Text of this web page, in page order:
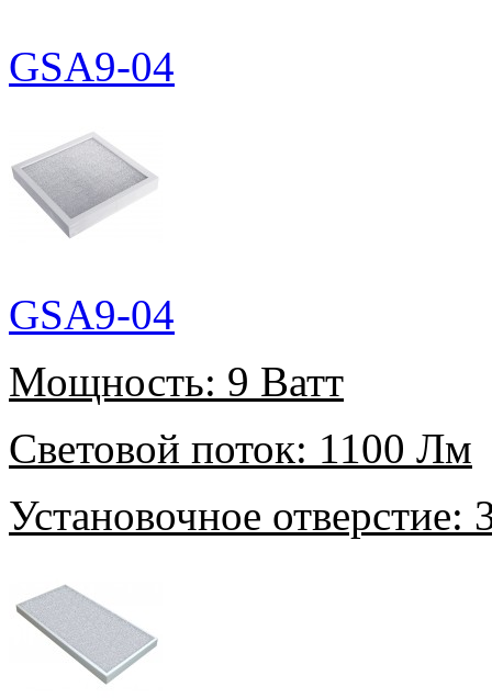
GSA9-04
GSA9-04
Мощность: 9 Ватт
Световой поток: 1100 Лм
Установочное отверстие: